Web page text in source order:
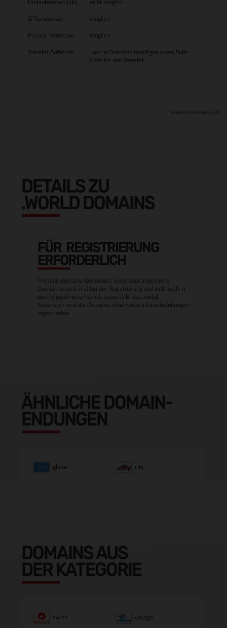
Zifferndomain
möglich
Privacy Protection
möglich
Transfer Authcode
.world-Domains benötigen einen Auth-
Code für den Transfer.
Preise sind exklusive USt.
DETAILS ZU
.WORLD DOMAINS
FÜR REGISTRIERUNG
ERFORDERLICH
Premiumdomains (besonders kurze oder allgemeine
Domainnamen) sind bei der Registrierung und evtl. auch in
den Folgejahren erheblich teurer (z.B. abc.world).
Ansonsten sind die Domains ohne weitere Einschränkungen
registrierbar.
ÄHNLICHE DOMAIN-
ENDUNGEN
.global .city
DOMAINS AUS
DER KATEGORIE
.swiss
.voyage